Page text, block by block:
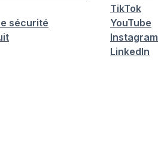
sécurité
TikTok
YouTube
Instagram
LinkedIn